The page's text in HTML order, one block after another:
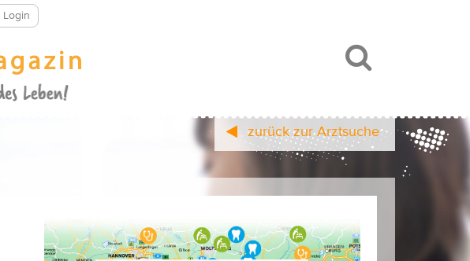
Login
zurück zur Arztsuche